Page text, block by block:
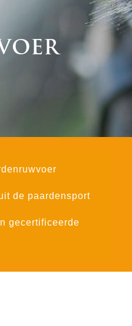
de paardensport
gecertificeerde